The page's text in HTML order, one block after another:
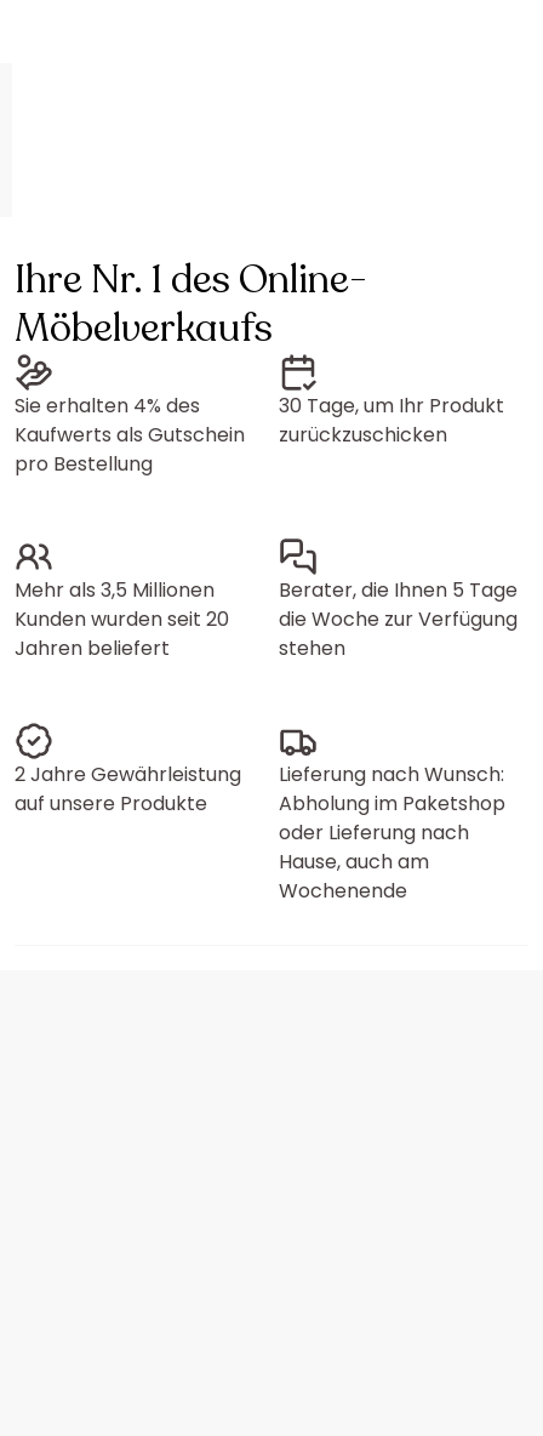
Ihre Nr. 1 des Online-
Möbelverkaufs
Sie erhalten 4% des
Kaufwerts als Gutschein
pro Bestellung
30 Tage, um Ihr Produkt
zurückzuschicken
Mehr als 3,5 Millionen
Kunden wurden seit 20
Jahren beliefert
Berater, die Ihnen 5 Tage
die Woche zur Verfügung
stehen
2 Jahre Gewährleistung
auf unsere Produkte
Lieferung nach Wunsch:
Abholung im Paketshop
oder Lieferung nach
Hause, auch am
Wochenende